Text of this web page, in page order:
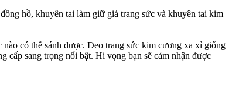
hồ, khuyên tai làm giữ giá trang sức và khuyên tai kim
có thể sánh được. Đeo trang sức kim cương xa xỉ giống
cấp sang trọng nổi bật. Hi vọng bạn sẽ cảm nhận được